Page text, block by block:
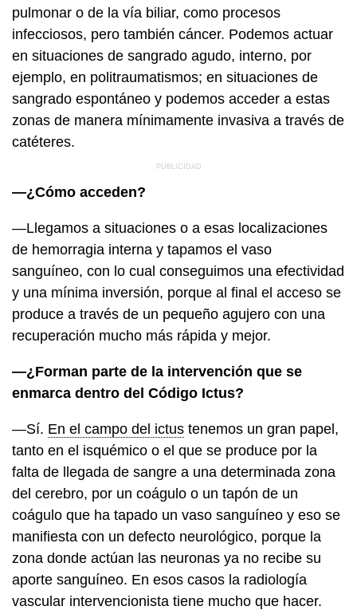
pulmonar o de la vía biliar, como procesos
infecciosos, pero también cáncer. Podemos actuar
en situaciones de sangrado agudo, interno, por
ejemplo, en politraumatismos; en situaciones de
sangrado espontáneo y podemos acceder a estas
zonas de manera mínimamente invasiva a través de
catéteres.
—¿Cómo acceden?
—Llegamos a situaciones o a esas localizaciones
de hemorragia interna y tapamos el vaso
sanguíneo, con lo cual conseguimos una efectividad
y una mínima inversión, porque al final el acceso se
produce a través de un pequeño agujero con una
recuperación mucho más rápida y mejor.
—¿Forman parte de la intervención que se
enmarca dentro del Código Ictus?
—Sí. En el campo del ictus tenemos un gran papel,
tanto en el isquémico o el que se produce por la
falta de llegada de sangre a una determinada zona
del cerebro, por un coágulo o un tapón de un
coágulo que ha tapado un vaso sanguíneo y eso se
manifiesta con un defecto neurológico, porque la
zona donde actúan las neuronas ya no recibe su
aporte sanguíneo. En esos casos la radiología
vascular intervencionista tiene mucho que hacer.